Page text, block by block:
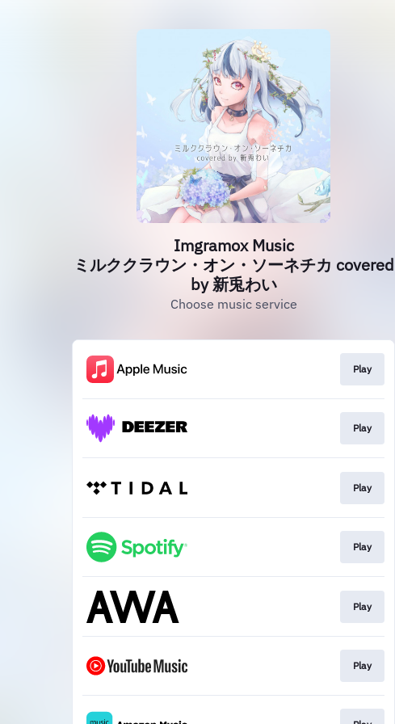
Imgramox Music
ミルククラウン・オン・ソーネチカ covered
by 新兎わい
Choose music service
Play
Play
Play
Play
Play
Play